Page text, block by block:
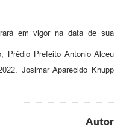
em vigor na data de sua
Prédio Prefeito Antonio Alceu
Josimar Aparecido Knupp
Autor